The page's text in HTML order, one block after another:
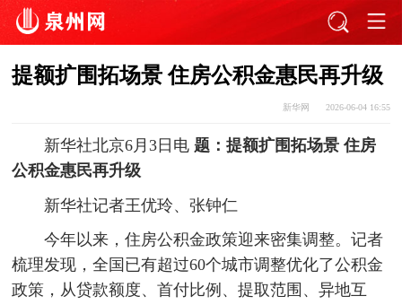
提额扩围拓场景 住房公积金惠民再升级
新华网 2026-06-04 16:55
新华社北京6月3日电题：提额扩围拓场景 住房
公积金惠民再升级
新华社记者王优玲、张钟仁
今年以来，住房公积金政策迎来密集调整。记者
梳理发现，全国已有超过60个城市调整优化了公积金
政策，从贷款额度、首付比例、提取范围、异地互